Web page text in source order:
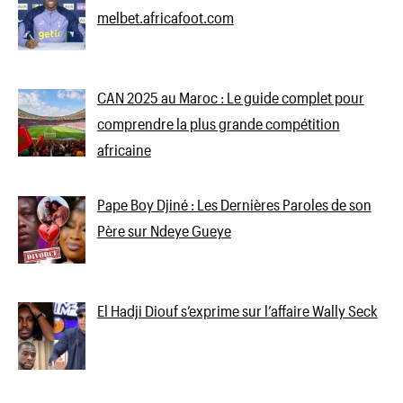
melbet.africafoot.com
CAN 2025 au Maroc : Le guide complet pour
comprendre la plus grande compétition
africaine
Pape Boy Djiné : Les Dernières Paroles de son
Père sur Ndeye Gueye
El Hadji Diouf s’exprime sur l’affaire Wally Seck